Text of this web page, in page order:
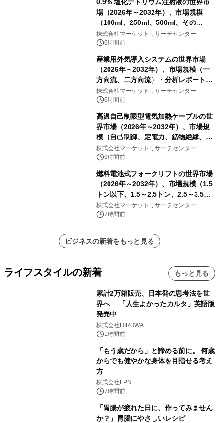
0.9% 塩化ナトリウム注射液の世界市
場（2026年～2032年）、市場規模
（100ml、250ml、500ml、その
他）・分析レポートを発表
株式会社マーケットリサーチセンター
6時間前
産業用外気導入システムの世界市場
（2026年～2032年）、市場規模（一
方向流、二方向流）・分析レポートを
発表
株式会社マーケットリサーチセンター
6時間前
高温自己制限型電気加熱ケーブルの世
界市場（2026年～2032年）、市場規
模（自己制御、定電力、鉱物絶縁、表
皮効果）・分析レポートを発表
株式会社マーケットリサーチセンター
6時間前
燃料電池式フォークリフトの世界市場
（2026年～2032年）、市場規模（1.5
トン以下、1.5～2.5トン、2.5～3.5ト
ン、3.5～5.0トン、その他）・分析レ
ポートを発表
株式会社マーケットリサーチセンター
7時間前
ビジネスの新着をもっと見る
ライフスタイルの新着 もっと見る
累計2万箱販売、日本発の思考法を世
界へ 「人生よかったカルタ」英語版
発売中
株式会社HIROWA
1時間前
「もう歳だから」と諦める前に。 何歳
からでも健やかな身体を目指せる考え
方
株式会社LPN
7時間前
「胃腸が疲れた日に、作ってみません
か？」胃腸にやさしいレシピ